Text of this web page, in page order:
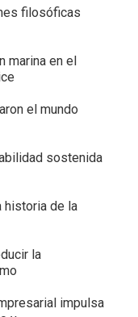
filosóficas
marina en el
el mundo
sostenida
historia de la
la
impulsa